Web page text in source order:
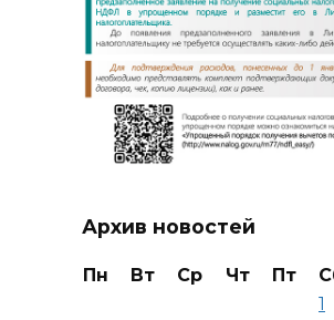
Архив новостей
Пн Вт Ср Чт Пт
1